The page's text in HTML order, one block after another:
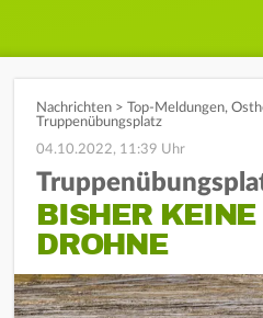
Nachrichten > Top-Meldungen,
Truppenübungsplatz
04.10.2022, 11:39 Uhr
BISHER
DROHNE